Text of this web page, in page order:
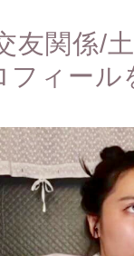
友関係/
ィール